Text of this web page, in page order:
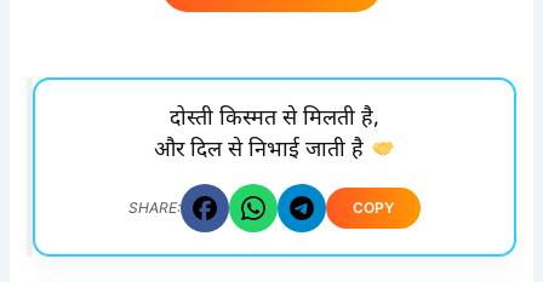
दोस्ती किस्मत से मिलती है,
और दिल से निभाई जाती है
SHARE: COPY